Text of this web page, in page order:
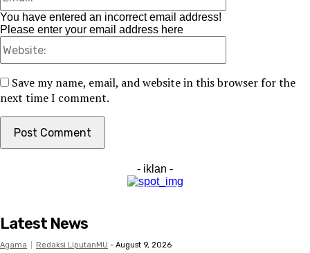
You have entered an incorrect email address!
Please enter your email address here
Save my name, email, and website in this browser for the
next time I comment.
- iklan -
Latest News
Agama Redaksi LiputanMU - August 9, 2026